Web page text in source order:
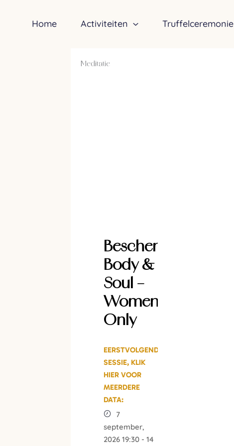
Home Activiteiten Truffelceremonie
Meditatie
Beschermd:
Body &
Soul –
Women
Only
7
september,
2026 19:30 - 14